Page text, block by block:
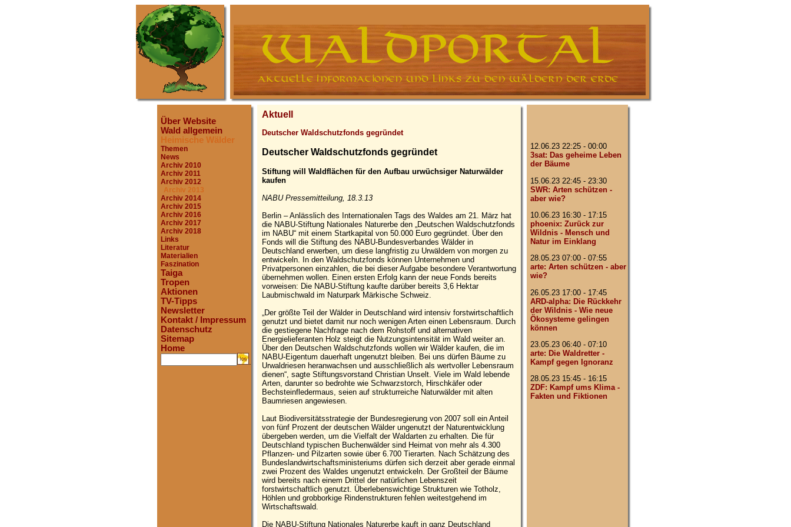
Über Website
Wald allgemein
Heimische Wälder
Themen
News
Archiv 2010
Archiv 2011
Archiv 2012
Archiv 2013
Archiv 2014
Archiv 2015
Archiv 2016
Archiv 2017
Archiv 2018
Links
Literatur
Materialien
Faszination
Taiga
Tropen
Aktionen
TV-Tipps
Newsletter
Kontakt / Impressum
Datenschutz
Sitemap
Home
.
Aktuell
Deutscher Waldschutzfonds gegründet
Deutscher Waldschutzfonds gegründet
Stiftung will Waldflächen für den Aufbau urwüchsiger Naturwälder
kaufen
NABU Pressemitteilung, 18.3.13
Berlin – Anlässlich des Internationalen Tags des Waldes am 21. März hat
die NABU-Stiftung Nationales Naturerbe den „Deutschen Waldschutzfonds
im NABU“ mit einem Startkapital von 50.000 Euro gegründet. Über den
Fonds will die Stiftung des NABU-Bundesverbandes Wälder in
Deutschland erwerben, um diese langfristig zu Urwäldern von morgen zu
entwickeln. In den Waldschutzfonds können Unternehmen und
Privatpersonen einzahlen, die bei dieser Aufgabe besondere Verantwortung
übernehmen wollen. Einen ersten Erfolg kann der neue Fonds bereits
vorweisen: Die NABU-Stiftung kaufte darüber bereits 3,6 Hektar
Laubmischwald im Naturpark Märkische Schweiz.
„Der größte Teil der Wälder in Deutschland wird intensiv forstwirtschaftlich
genutzt und bietet damit nur noch wenigen Arten einen Lebensraum. Durch
die gestiegene Nachfrage nach dem Rohstoff und alternativen
Energielieferanten Holz steigt die Nutzungsintensität im Wald weiter an.
Über den Deutschen Waldschutzfonds wollen wir Wälder kaufen, die im
NABU-Eigentum dauerhaft ungenutzt bleiben. Bei uns dürfen Bäume zu
Urwaldriesen heranwachsen und ausschließlich als wertvoller Lebensraum
dienen“, sagte Stiftungsvorstand Christian Unselt. Viele im Wald lebende
Arten, darunter so bedrohte wie Schwarzstorch, Hirschkäfer oder
Bechsteinfledermaus, seien auf strukturreiche Naturwälder mit alten
Baumriesen angewiesen.
Laut Biodiversitätsstrategie der Bundesregierung von 2007 soll ein Anteil
von fünf Prozent der deutschen Wälder ungenutzt der Naturentwicklung
übergeben werden, um die Vielfalt der Waldarten zu erhalten. Die für
Deutschland typischen Buchenwälder sind Heimat von mehr als 4.300
Pflanzen- und Pilzarten sowie über 6.700 Tierarten. Nach Schätzung des
Bundeslandwirtschaftsministeriums dürfen sich derzeit aber gerade einmal
zwei Prozent des Waldes ungenutzt entwickeln. Der Großteil der Bäume
wird bereits nach einem Drittel der natürlichen Lebenszeit
forstwirtschaftlich genutzt. Überlebenswichtige Strukturen wie Totholz,
Höhlen und grobborkige Rindenstrukturen fehlen weitestgehend im
Wirtschaftswald.
Die NABU-Stiftung Nationales Naturerbe kauft in ganz Deutschland
12.06.23 22:25 - 00:00
3sat: Das geheime Leben
der Bäume
15.06.23 22:45 - 23:30
SWR: Arten schützen -
aber wie?
10.06.23 16:30 - 17:15
phoenix: Zurück zur
Wildnis - Mensch und
Natur im Einklang
28.05.23 07:00 - 07:55
arte: Arten schützen - aber
wie?
26.05.23 17:00 - 17:45
ARD-alpha: Die Rückkehr
der Wildnis - Wie neue
Ökosysteme gelingen
können
23.05.23 06:40 - 07:10
arte: Die Waldretter -
Kampf gegen Ignoranz
28.05.23 15:45 - 16:15
ZDF: Kampf ums Klima -
Fakten und Fiktionen